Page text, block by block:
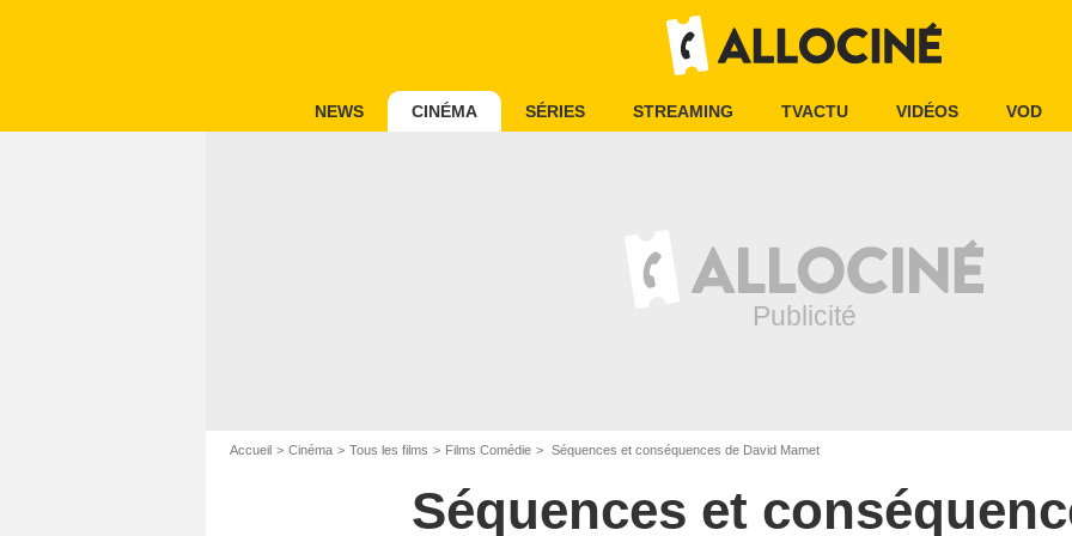
NEWS CINÉMA SÉRIES STREAMING TVACTU VIDÉOS VOD
Accueil Cinéma Tous les films Films Comédie Séquences et conséquences de David Mamet
Séquences et